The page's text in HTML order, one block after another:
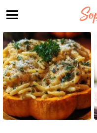
STORIES